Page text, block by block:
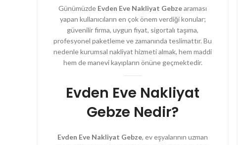
Günümüzde Evden Eve Nakliyat Gebzearaması
yapan kullanıcıların en çok önem verdiği konular;
güvenilir firma, uygun fiyat, sigortalı taşıma,
profesyonel paketleme ve zamanında teslimattır. Bu
nedenle kurumsal nakliyat hizmeti almak, hem maddi
hem de manevi kayıpların önüne geçmektedir.
Evden Eve Nakliyat
Gebze Nedir?
Evden Eve Nakliyat Gebze, ev eşyalarının uzman